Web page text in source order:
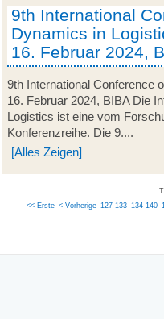
9th International
Dynamics in
16. Februar 2024,
9th International Conference
16. Februar 2024, BIBA Die
Logistics ist eine vom
Konferenzreihe. Die 9....
[Alles Zeigen]
<< Erste < Vorherige 127-133 134-140